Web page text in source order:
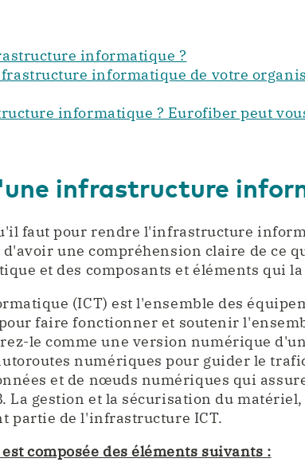
informatique ?
informatique de votre
informatique ? Eurofiber peut
infrastructure
faut pour rendre l'infrastructure
une compréhension claire de ce
et des composants et éléments qui la
(ICT) est l'ensemble des
faire fonctionner et soutenir
le comme une version numérique
numériques pour guider le
et de nœuds numériques qui
La gestion et la sécurisation du
partie de l'infrastructure ICT.
composée des éléments suivants :